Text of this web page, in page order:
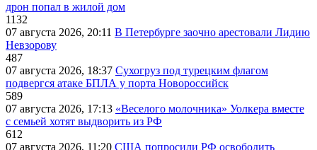
дрон попал в жилой дом
1132
07 августа 2026, 20:11 В Петербурге заочно арестовали Лидию
Невзорову
487
07 августа 2026, 18:37 Сухогруз под турецким флагом
подвергся атаке БПЛА у порта Новороссийск
589
07 августа 2026, 17:13 «Веселого молочника» Уолкера вместе
с семьей хотят выдворить из РФ
612
07 августа 2026, 11:20 США попросили РФ освободить